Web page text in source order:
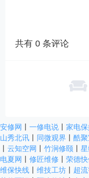
共有0 条评论
安修网 一修电说 家电
山秀北讯
同微观界 酷
云知空网 竹涧修颐
电夏网
修匠维修 荣德
维保快线
维技工坊 超